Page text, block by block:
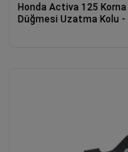
Honda Activa 125 Korna
Düğmesi Uzatma Kolu -